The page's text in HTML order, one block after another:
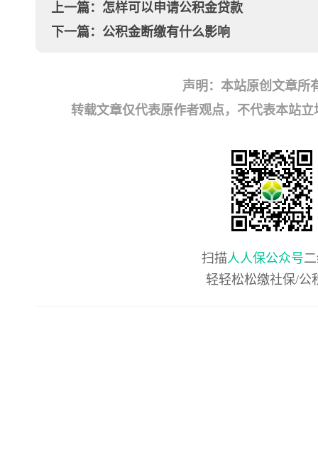
上一篇： 怎样可以申请公积金贷款
下一篇： 公积金断缴有什么影响
声明：本站原创文章所
转载文章仅代表原作者观点，不代表本站
扫描人人保公众号
轻轻松松缴社保/公